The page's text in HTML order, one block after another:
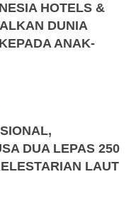
HOTELS &
DUNIA
ANAK-
DUA LEPAS 250
LAUT